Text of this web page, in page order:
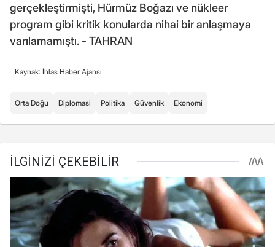
gerçekleştirmişti, Hürmüz Boğazı ve nükleer
program gibi kritik konularda nihai bir anlaşmaya
varılamamıştı. - TAHRAN
Kaynak: İhlas Haber Ajansı
Orta Doğu Diplomasi Politika Güvenlik Ekonomi